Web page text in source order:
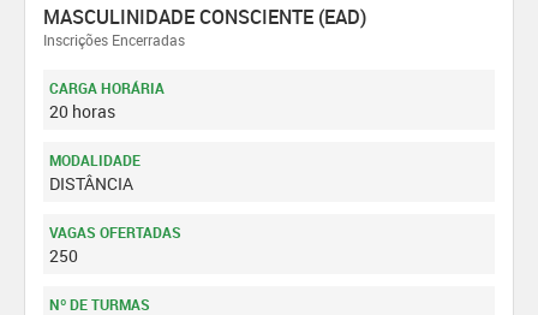
MASCULINIDADE CONSCIENTE (EAD)
Inscrições Encerradas
CARGA HORÁRIA
20 horas
MODALIDADE
DISTÂNCIA
VAGAS OFERTADAS
250
Nº DE TURMAS